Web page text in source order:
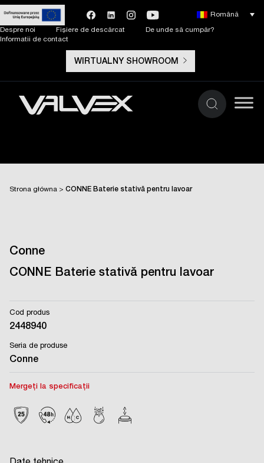
Despre noi Fișiere de descărcat
De unde să cumpăr?
Informatii de contact
WIRTUALNY SHOWROOM
Română
Strona główna > CONNE Baterie stativă pentru lavoar
Conne
CONNE Baterie stativă pentru lavoar
Cod produs
2448940
Seria de produse
Conne
Mergeți la specificații